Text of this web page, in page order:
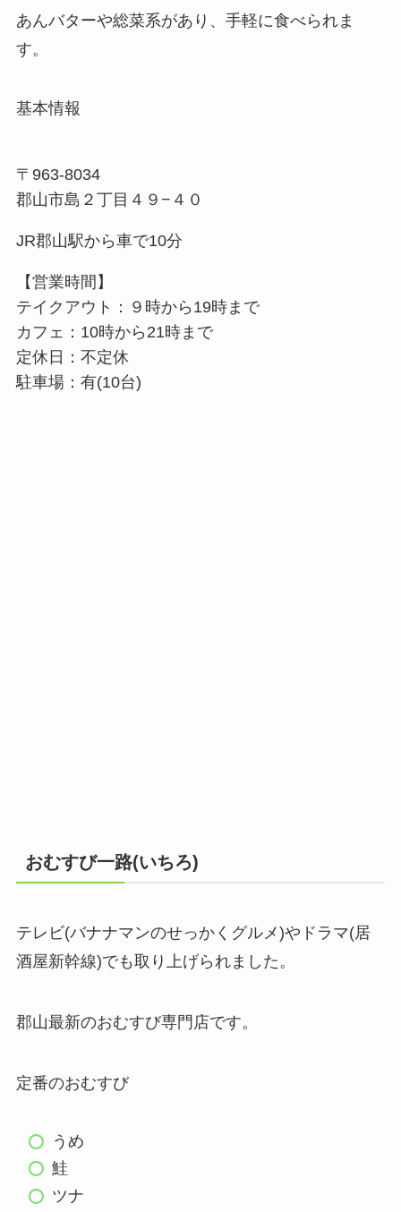
あんバターや総菜系があり、手軽に食べられま
す。
基本情報
〒963-8034
郡山市島２丁目４９−４０
JR郡山駅から車で10分
【営業時間】
テイクアウト：９時から19時まで
カフェ：10時から21時まで
定休日：不定休
駐車場：有(10台)
おむすび一路(いちろ)
テレビ(バナナマンのせっかくグルメ)やドラマ(居
酒屋新幹線)でも取り上げられました。
郡山最新のおむすび専門店です。
定番のおむすび
うめ
鮭
ツナ